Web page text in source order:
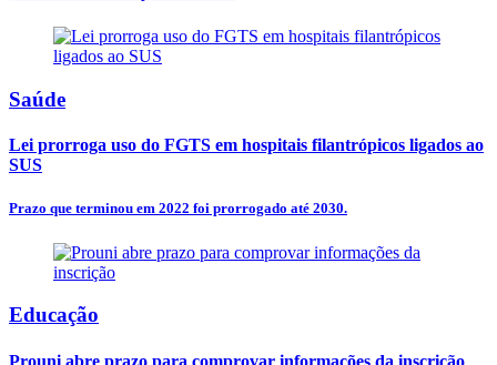
Saúde
Lei prorroga uso do FGTS em hospitais filantrópicos ligados ao
SUS
Prazo que terminou em 2022 foi prorrogado até 2030.
Educação
Prouni abre prazo para comprovar informações da inscrição